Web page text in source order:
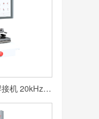
灵高伺服超声波塑料焊接机 20kHz 2000/3000W K3000 Servo